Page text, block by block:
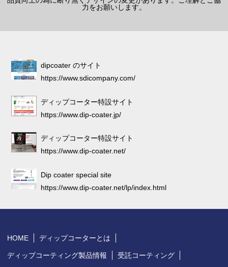
力をお願いします。
dipcoater のサイト
https://www.sdicompany.com/
ディップコーター特設サイト
https://www.dip-coater.jp/
ディップコーター特設サイト
https://www.dip-coater.net/
Dip coater special site
https://www.dip-coater.net/lp/index.html
HOME ディップコーターとは
ディップコーティング製品情報 受託コーティング